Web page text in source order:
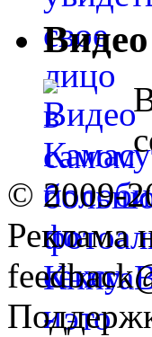
© 2009-
Реклама